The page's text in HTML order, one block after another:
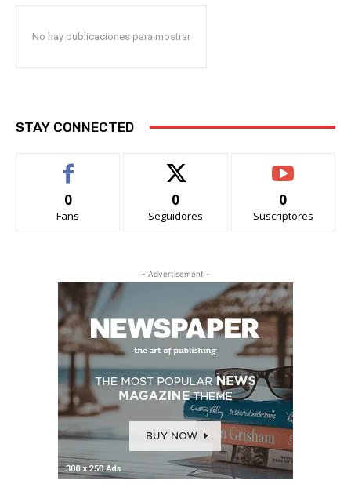
No hay publicaciones para mostrar
STAY CONNECTED
0
Fans
0
Seguidores
0
Suscriptores
- Advertisement -